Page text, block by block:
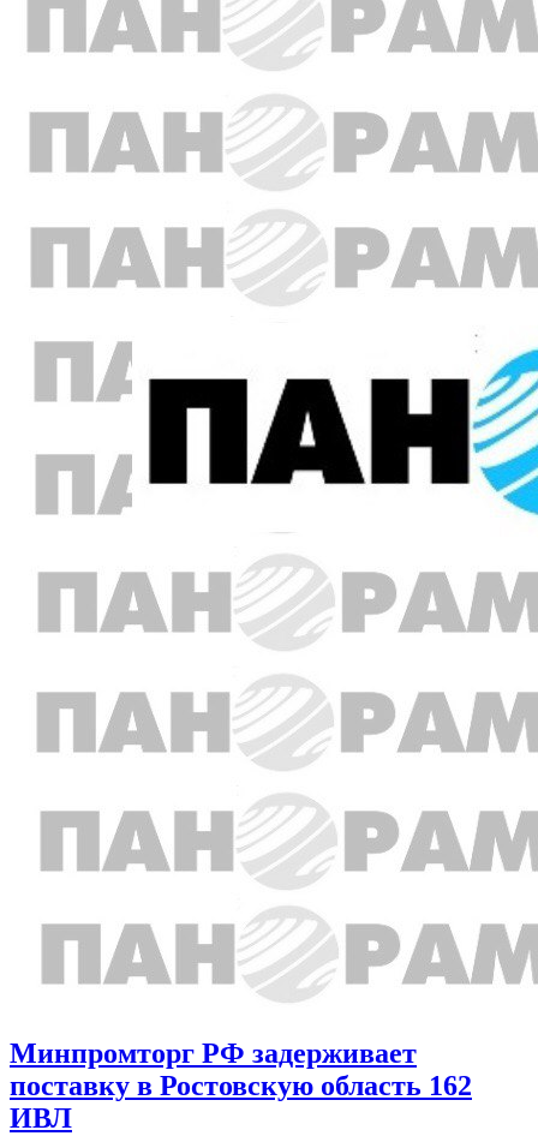
Минпромторг РФ задерживает
поставку в Ростовскую область 162
ИВЛ